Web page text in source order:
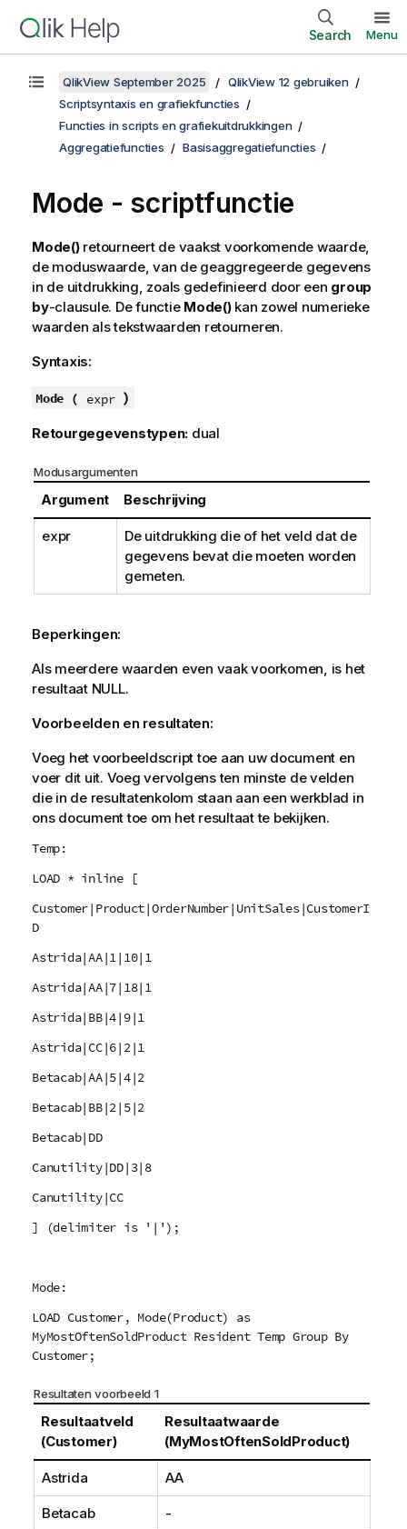
Search Menu
QlikView September 2025
QlikView 12 gebruiken
Scriptsyntaxis en grafiekfuncties
Functies in scripts en grafiekuitdrukkingen
Aggregatiefuncties
Basisaggregatiefuncties
Mode - scriptfunctie
Mode()retourneert de vaakst voorkomende waarde,
de moduswaarde, van de geaggregeerde gegevens
in de uitdrukking, zoals gedefinieerd door een group
by-clausule. De functie Mode()kan zowel numerieke
waarden als tekstwaarden retourneren.
Syntaxis:
Mode ( expr )
Retourgegevenstypen: dual
Modusargumenten
Argument Beschrijving
expr
De uitdrukking die of het veld dat de
gegevens bevat die moeten worden
gemeten.
Beperkingen:
Als meerdere waarden even vaak voorkomen, is het
resultaat NULL.
Voorbeelden en resultaten:
Voeg het voorbeeldscript toe aan uw document en
voer dit uit. Voeg vervolgens ten minste de velden
die in de resultatenkolom staan aan een werkblad in
ons document toe om het resultaat te bekijken.
Temp:
LOAD * inline [
Customer|Product|OrderNumber|UnitSales|CustomerI
D
Astrida|AA|1|10|1
Astrida|AA|7|18|1
Astrida|BB|4|9|1
Astrida|CC|6|2|1
Betacab|AA|5|4|2
Betacab|BB|2|5|2
Betacab|DD
Canutility|DD|3|8
Canutility|CC
] (delimiter is '|');
Mode:
LOAD Customer, Mode(Product) as
MyMostOftenSoldProduct Resident Temp Group By
Customer;
Resultaten voorbeeld 1
Resultaatveld
(Customer)
Resultaatwaarde
(MyMostOftenSoldProduct)
Astrida AA
Betacab -